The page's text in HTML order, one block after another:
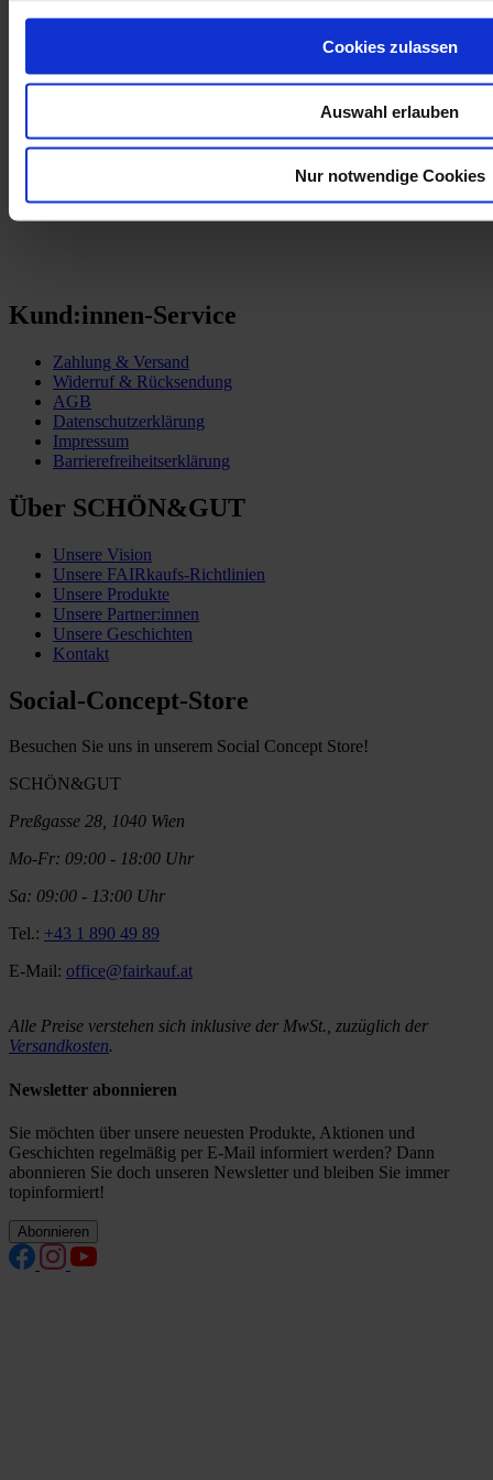
Cookies zulassen
Auswahl erlauben
Nur notwendige Cookies
Mehr Informationen
Kund:innen-Service
Zahlung & Versand
Widerruf & Rücksendung
AGB
Datenschutzerklärung
Impressum
Barrierefreiheitserklärung
Über SCHÖN&GUT
Unsere Vision
Unsere FAIRkaufs-Richtlinien
Unsere Produkte
Unsere Partner:innen
Unsere Geschichten
Kontakt
Social-Concept-Store
Besuchen Sie uns in unserem Social Concept Store!
SCHÖN&GUT
Preßgasse 28, 1040 Wien
Mo-Fr: 09:00 - 18:00 Uhr
Sa: 09:00 - 13:00 Uhr
Tel.: +43 1 890 49 89
E-Mail: office@fairkauf.at
Alle Preise verstehen sich inklusive der MwSt., zuzüglich der
Versandkosten.
Newsletter abonnieren
Sie möchten über unsere neuesten Produkte, Aktionen und
Geschichten regelmäßig per E-Mail informiert werden? Dann
abonnieren Sie doch unseren Newsletter und bleiben Sie immer
topinformiert!
Abonnieren